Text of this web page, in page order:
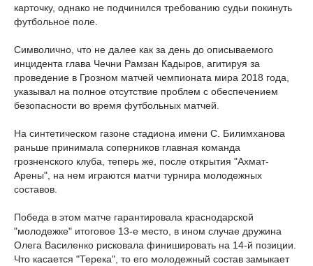
карточку, однако не подчинился требованию судьи покинуть
футбольное поле.
Символично, что не далее как за день до описываемого
инцидента глава Чечни Рамзан Кадыров, агитируя за
проведение в Грозном матчей чемпионата мира 2018 года,
указывал на полное отсутствие проблем с обеспечением
безопасности во время футбольных матчей.
На синтетическом газоне стадиона имени С. Билимханова
раньше принимала соперников главная команда
грозненского клуба, теперь же, после открытия "Ахмат-
Арены", на нем играются матчи турнира молодежных
составов.
Победа в этом матче гарантировала краснодарской
"молодежке" итоговое 13-е место, в ином случае дружина
Олега Василенко рисковала финишировать на 14-й позиции.
Что касается "Терека", то его молодежный состав замыкает